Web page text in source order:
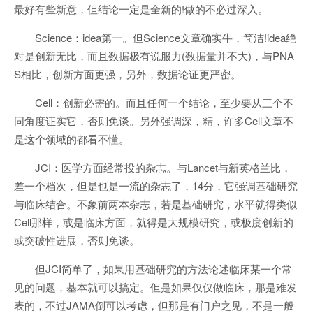
最好有些新意，但结论一定是全新的!做的不必过深入。
Science：idea第一。但Science文章确实牛，简洁!idea绝
对是创新无比，而且数据极有说服力(数据量并不大)，与PNA
S相比，创新方面更强，另外，数据论证更严密。
Cell：创新必需的。而且任何一个结论，至少要从三个不
同角度证实它，否则免谈。另外强调深，精，许多Cell文章不
是这个领域的都看不懂。
JCI：医学方面经常投的杂志。与Lancet与新英格兰比，
差一个档次，但是也是一流的杂志了，14分，它强调基础研究
与临床结合。不象前两本杂志，若是基础研究，水平就得类似
Cell那样，或是临床方面，就得是大规模研究，或极度创新的
或突破性进展，否则免谈。
但JCI简单了，如果用基础研究的方法论述临床某一个常
见的问题，基本就可以搞定。但是如果仅仅做临床，那是难发
表的，不过JAMA倒可以考虑，但那是有门户之见，不是一般